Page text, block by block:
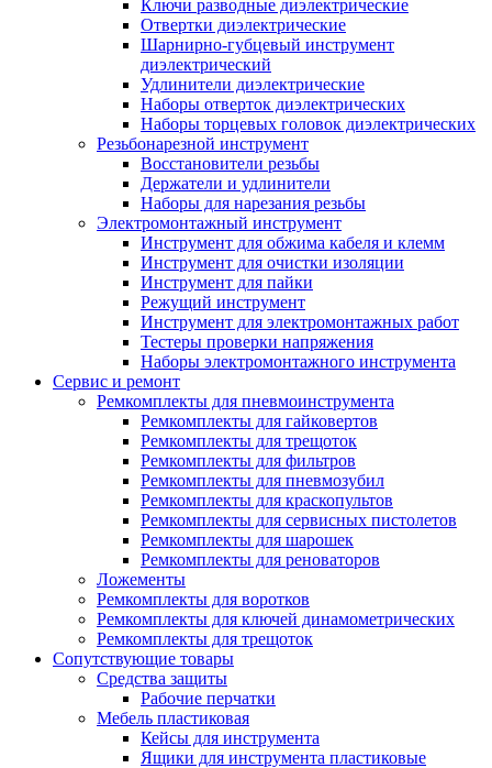
Ключи разводные диэлектрические
Отвертки диэлектрические
Шарнирно-губцевый инструмент
диэлектрический
Удлинители диэлектрические
Наборы отверток диэлектрических
Наборы торцевых головок диэлектрических
Резьбонарезной инструмент
Восстановители резьбы
Держатели и удлинители
Наборы для нарезания резьбы
Электромонтажный инструмент
Инструмент для обжима кабеля и клемм
Инструмент для очистки изоляции
Инструмент для пайки
Режущий инструмент
Инструмент для электромонтажных работ
Тестеры проверки напряжения
Наборы электромонтажного инструмента
Сервис и ремонт
Ремкомплекты для пневмоинструмента
Ремкомплекты для гайковертов
Ремкомплекты для трещоток
Ремкомплекты для фильтров
Ремкомплекты для пневмозубил
Ремкомплекты для краскопультов
Ремкомплекты для сервисных пистолетов
Ремкомплекты для шарошек
Ремкомплекты для реноваторов
Ложементы
Ремкомплекты для воротков
Ремкомплекты для ключей динамометрических
Ремкомплекты для трещоток
Сопутствующие товары
Средства защиты
Рабочие перчатки
Мебель пластиковая
Кейсы для инструмента
Ящики для инструмента пластиковые